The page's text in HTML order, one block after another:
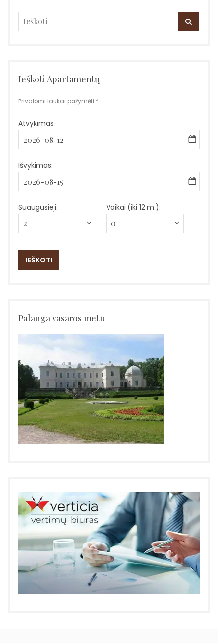
Search
for:
Ieškoti Apartamentų
Privalomi laukai pažymėti *
Atvykimas:
Išvykimas:
Suaugusieji: Vaikai (iki 12 m.):
Palanga vasaros metu